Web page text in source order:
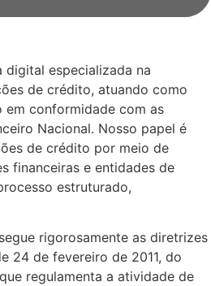
digital especializada na
de crédito, atuando como
em conformidade com as
Nacional. Nosso papel é
de crédito por meio de
financeiras e entidades de
estruturado,
rigorosamente as diretrizes
24 de fevereiro de 2011, do
regulamenta a atividade de